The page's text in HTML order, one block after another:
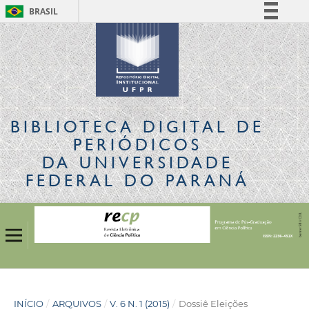
BRASIL
Simplifique!
Comunica BR
Participe
Acesso à informação
Legislação
Canais
BIBLIOTECA DIGITALDE
PERIÓDICOS
DA UNIVERSIDADE
FEDERAL DO PARANÁ
INÍCIO / ARQUIVOS / V. 6 N. 1 (2015) / Dossiê Eleições